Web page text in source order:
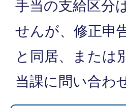
手当の支給区分
せんが、修正申
と同居、または
当課に問い合わ